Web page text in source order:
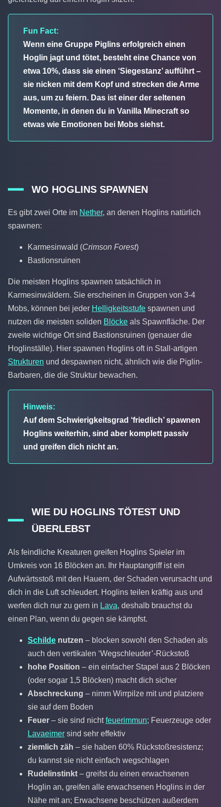
Fun Fact:
Wenn eine Gruppe Piglins erfolgreich einen
Hoglin jagt und tötet, besteht eine Chance von
etwa 10%, dass sie einen ‘Siegestanz’ aufführt –
sie nicken mit dem Kopf und strecken die Arme
aus, um zu feiern. Das ist einer der seltenen
Momente, in denen du in Vanilla Minecraft so
etwas wie Emotionen bei Mobs siehst.
WO HOGLINS SPAWNEN
Es gibt zwei Orte im Nether, an denen Hoglins natürlich
spawnen:
Karmesinwald (Crimson Forest)
Bastionsruinen
Die meisten Hoglins spawnen tatsächlich in
Karmesinwäldern. Sie erscheinen in Gruppen von 3-4
Mobs, können bei jeder Helligkeitsstufe spawnen und
nutzen die meisten soliden Blöcke als Spawnfläche. Der
zweite wichtige Ort sind Bastionsruinen (genauer die
Hoglinställe). Hier spawnen Hoglins oft in Stall-artigen
Strukturen und despawnen nicht, ähnlich wie die Piglin-
Barbaren, die die Struktur bewachen.
Hinweis:
Auf dem Schwierigkeitsgrad ‘friedlich’ spawnen
Hoglins weiterhin, sind aber komplett passiv
und greifen dich nicht an.
WIE DU HOGLINS TÖTEST UND
ÜBERLEBST
Als feindliche Kreaturen greifen Hoglins Spieler im
Umkreis von 16 Blöcken an. Ihr Hauptangriff ist ein
Aufwärtsstoß mit den Hauern, der Schaden verursacht und
dich in die Luft schleudert. Hoglins teilen kräftig aus und
werfen dich nur zu gern in Lava, deshalb brauchst du
einen Plan, wenn du gegen sie kämpfst.
Schilde nutzen – blocken sowohl den Schaden als
auch den vertikalen ‘Wegschleuder’-Rückstoß
hohe Position – ein einfacher Stapel aus 2 Blöcken
(oder sogar 1,5 Blöcken) macht dich sicher
Abschreckung – nimm Wirrpilze mit und platziere
sie auf dem Boden
Feuer – sie sind nichtfeuerimmun; Feuerzeuge oder
Lavaeimer sind sehr effektiv
ziemlich zäh – sie haben 60% Rückstoßresistenz;
du kannst sie nicht einfach wegschlagen
Rudelinstinkt – greifst du einen erwachsenen
Hoglin an, greifen alle erwachsenen Hoglins in der
Nähe mit an; Erwachsene beschützen außerdem